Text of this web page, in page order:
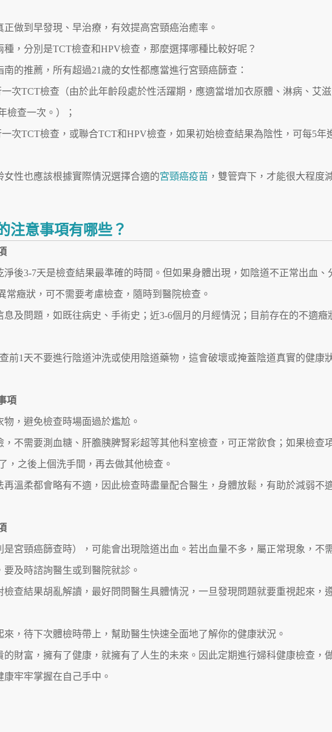
做到早發現、早治療，有效提高宮頸癌治癒率。
，分別是TCT檢查和HPV檢查，那麼選擇哪種比較好呢？
南的推薦，所有超過21歲的女性都應當進行宮頸癌篩查：
次TCT檢查（由於此年齡段處於性活躍期，應適當增加衣原體、淋病、艾滋
檢查一次。）；
次TCT檢查，或聯合TCT和HPV檢查，如果初始檢查結果為陰性，可每5年
性也應該根據實際情況選擇合適的宮頸癌疫苗 ，雙管齊下，才能很大程度
注意事項有哪些？
淨後3-7天是檢查結果最準確的時間。但如果身體出現，如陰道不正常出血、
常癥狀，可不需要考慮檢查，隨時到醫院檢查。
息及問題，如既往病史、手術史；近3-6個月的月經情況；目前存在的不適癥
前1天不要進行陰道沖洗或使用陰道藥物，這會破壞或掩蓋陰道真實的健康
項
，避免檢查時場面過於尷尬。
不需要測血糖、肝膽胰脾腎彩超等其他科室檢查，可正常飲食；如果檢查
，之後上個洗手間，再去做其他檢查。
再溫柔都會略有不適，因此檢查時盡量配合醫生，身體放鬆，有助於減弱不
是宮頸癌篩查時），可能會出現陰道出血。若出血量不多，屬正常現象，不
及時諮詢醫生或到醫院就診。
檢查結果胡亂解讀，最好問問醫生具體情況，一旦發現問題就要重視起來，
，待下次體檢時帶上，幫助醫生快速全面地了解你的健康狀況。
財富，擁有了健康，就擁有了人生的未來。因此定期進行婦科健康檢查，
牢牢掌握在自己手中。